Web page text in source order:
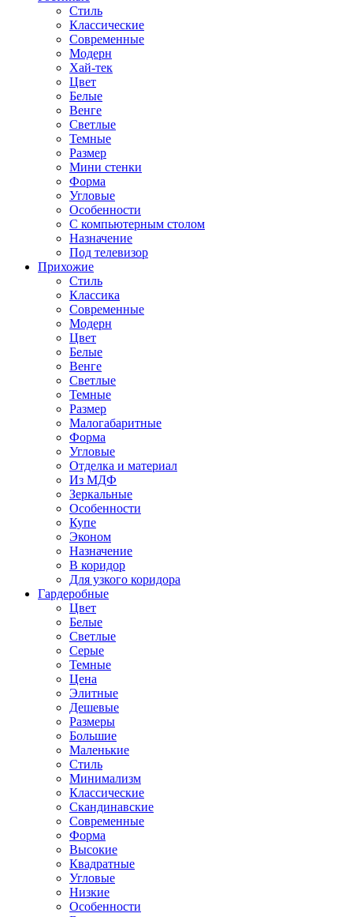
Стиль
Классические
Современные
Модерн
Хай-тек
Цвет
Белые
Венге
Светлые
Темные
Размер
Мини стенки
Форма
Угловые
Особенности
С компьютерным столом
Назначение
Под телевизор
Прихожие
Стиль
Классика
Современные
Модерн
Цвет
Белые
Венге
Светлые
Темные
Размер
Малогабаритные
Форма
Угловые
Отделка и материал
Из МДФ
Зеркальные
Особенности
Купе
Эконом
Назначение
В коридор
Для узкого коридора
Гардеробные
Цвет
Белые
Светлые
Серые
Темные
Цена
Элитные
Дешевые
Размеры
Большие
Маленькие
Стиль
Минимализм
Классические
Скандинавские
Современные
Форма
Высокие
Квадратные
Угловые
Низкие
Особенности